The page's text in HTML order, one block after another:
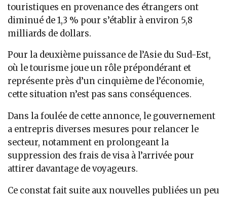
touristiques en provenance des étrangers ont
diminué de 1,3 % pour s’établir à environ 5,8
milliards de dollars.
Pour la deuxième puissance de l’Asie du Sud-Est,
où le tourisme joue un rôle prépondérant et
représente près d’un cinquième de l’économie,
cette situation n’est pas sans conséquences.
Dans la foulée de cette annonce, le gouvernement
a entrepris diverses mesures pour relancer le
secteur, notamment en prolongeant la
suppression des frais de visa à l’arrivée pour
attirer davantage de voyageurs.
Ce constat fait suite aux nouvelles publiées un peu